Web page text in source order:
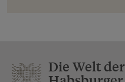
Die Welt der